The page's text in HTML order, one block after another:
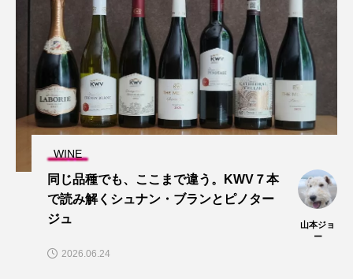
WINE
同じ品種でも、ここまで違う。KWV７本
で読み解くシュナン・ブランとピノター
ジュ
山本ジョ
ー
2026.06.24